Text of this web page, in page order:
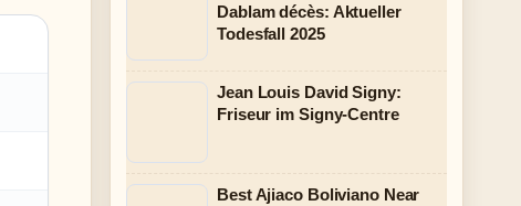
Dablam décès: Aktueller
Todesfall 2025
Jean Louis David Signy:
Friseur im Signy-Centre
Best Ajiaco Boliviano Near